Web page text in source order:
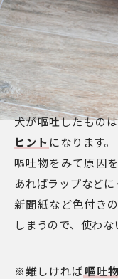
犬が嘔吐したもの
ヒント になります。
嘔吐物をみて原因
あればラップなどに
新聞紙など色付き
しまうので、使わな
※難しければ嘔吐